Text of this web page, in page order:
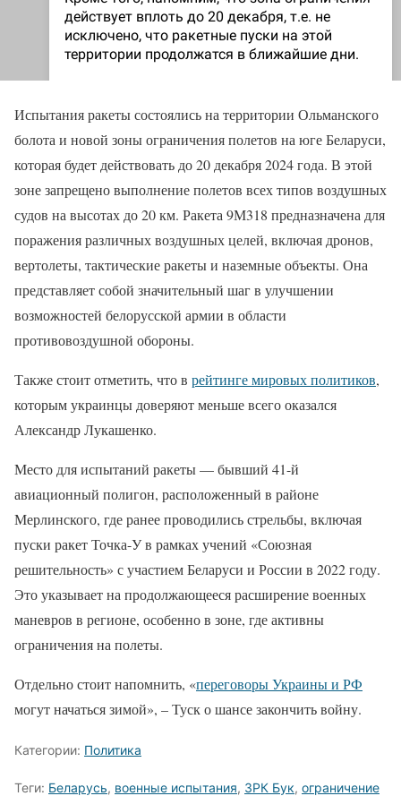
Испытания ракеты состоялись на территории Ольманского
болота и новой зоны ограничения полетов на юге Беларуси,
которая будет действовать до 20 декабря 2024 года. В этой
зоне запрещено выполнение полетов всех типов воздушных
судов на высотах до 20 км. Ракета 9М318 предназначена для
поражения различных воздушных целей, включая дронов,
вертолеты, тактические ракеты и наземные объекты. Она
представляет собой значительный шаг в улучшении
возможностей белорусской армии в области
противовоздушной обороны.
Также стоит отметить, что в рейтинге мировых политиков,
которым украинцы доверяют меньше всего оказался
Александр Лукашенко.
Место для испытаний ракеты — бывший 41-й
авиационный полигон, расположенный в районе
Мерлинского, где ранее проводились стрельбы, включая
пуски ракет Точка-У в рамках учений «Союзная
решительность» с участием Беларуси и России в 2022 году.
Это указывает на продолжающееся расширение военных
маневров в регионе, особенно в зоне, где активны
ограничения на полеты.
Отдельно стоит напомнить, «переговоры Украины и РФ
могут начаться зимой», – Туск о шансе закончить войну.
Категории: Политика
Теги: Беларусь, военные испытания, ЗРК Бук, ограничение